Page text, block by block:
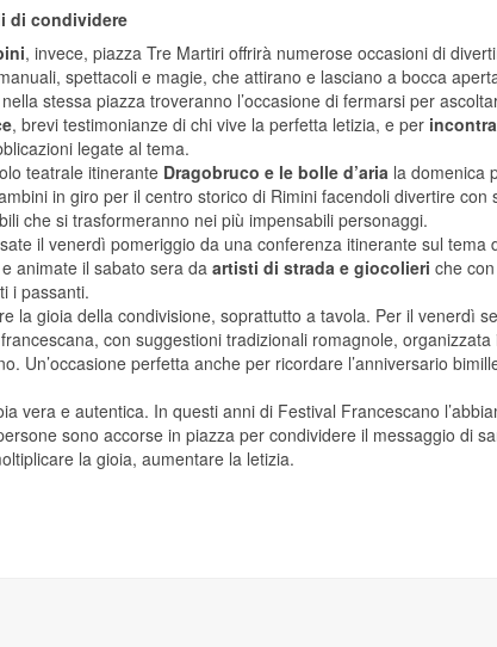
di condividere
, invece, piazza Tre Martiri offrirà numerose occasioni di
spettacoli e magie, che attirano e lasciano a bocca
stessa piazza troveranno l’occasione di fermarsi per
, brevi testimonianze di chi vive la perfetta letizia, e per
legate al tema.
teatrale itinerante Dragobruco e le bolle d’aria la domenica
in giro per il centro storico di Rimini facendoli divertire con
che si trasformeranno nei più impensabili personaggi.
il venerdì pomeriggio da una conferenza itinerante sul tema
animate il sabato sera da artisti di strada e giocolieri che
i passanti.
la gioia della condivisione, soprattutto a tavola. Per il venerdì
con suggestioni tradizionali romagnole, organizzata
Un’occasione perfetta anche per ricordare l’anniversario
vera e autentica. In questi anni di Festival Francescano
sono accorse in piazza per condividere il messaggio di
la gioia, aumentare la letizia.